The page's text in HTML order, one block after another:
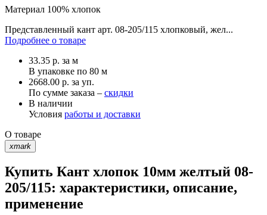
Материал 100% хлопок
Представленный кант арт. 08-205/115 хлопковый, жел...
Подробнее о товаре
33.35 р. за м
В упаковке по 80 м
2668.00 р. за уп.
По сумме заказа – скидки
В наличии
Условия работы и доставки
О товаре
xmark
Купить Кант хлопок 10мм желтый 08-
205/115: характеристики, описание,
применение